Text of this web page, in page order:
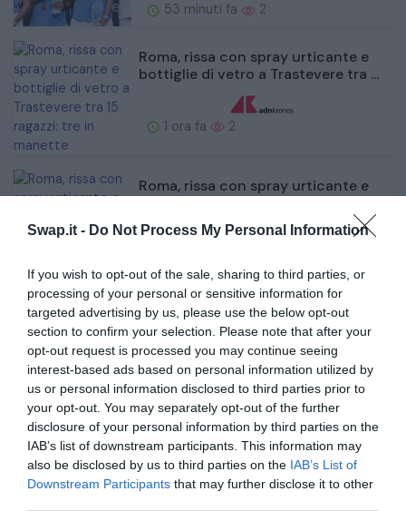
Swap.it - Do Not Process My Personal Information
If you wish to opt-out of the sale, sharing to third parties, or
processing of your personal or sensitive information for
targeted advertising by us, please use the below opt-out
section to confirm your selection. Please note that after your
opt-out request is processed you may continue seeing
interest-based ads based on personal information utilized by
us or personal information disclosed to third parties prior to
your opt-out. You may separately opt-out of the further
disclosure of your personal information by third parties on the
IAB’s list of downstream participants. This information may
also be disclosed by us to third parties on the IAB’s List of
Downstream Participants that may further disclose it to other
53 minuti fa 2
Roma, rissa con spray urticante e
bottiglie di vetro a Trastevere tra ...
1 ora fa 2
Roma, rissa con spray urticante e
Mercato immobile e giocatori-
tappo: sui social lo sfogo del
popolo ros...
1 ora fa